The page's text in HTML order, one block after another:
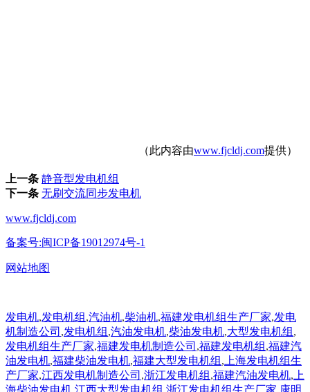
（此内容由www.fjcldj.com提供）
上一条 静音型发电机组
下一条 无刷交流同步发电机
www.fjcldj.com
备案号:闽ICP备19012974号-1
网站地图
发电机,发电机组 ,汽油机,柴油机,福建发电机组生产厂家,发电
机制造公司 ,发电机组 ,汽油发电机,柴油发电机,大型发电机组 ,
发电机组生产厂家,福建发电机制造公司 ,福建发电机组 ,福建汽
油发电机,福建柴油发电机,福建大型发电机组 , 上海发电机组生
产厂家,江西发电机制造公司 ,浙江发电机组 ,福建汽油发电机, 上
海柴油发电机 江西大型发电机组 浙江发电机组生产厂家 康明